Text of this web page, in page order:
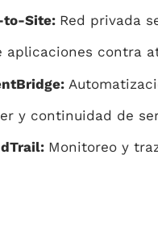
to-Site: Red privada
aplicaciones contra
y continuidad de
Monitoreo y